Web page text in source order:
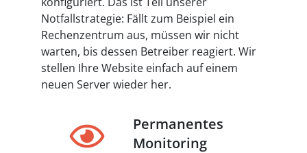
Notfallstrategie: Fällt zum Beispiel ein
Rechenzentrum aus, müssen wir nicht
warten, bis dessen Betreiber reagiert. Wir
stellen Ihre Website einfach auf einem
neuen Server wieder her.
Permanentes
Monitoring